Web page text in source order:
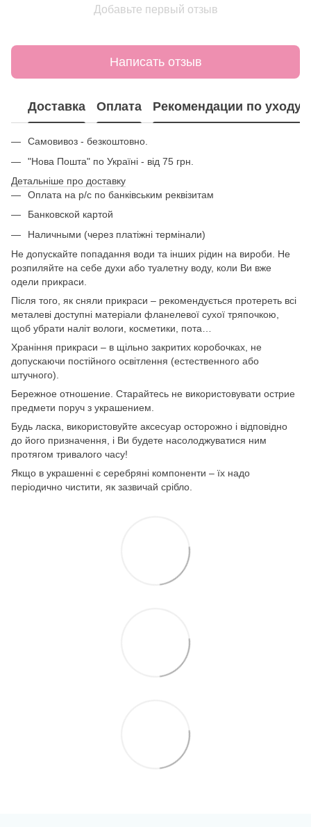
Добавьте первый отзыв
Написать отзыв
Доставка Оплата Рекомендации по уходу
Самовивоз - безкоштовно.
"Нова Пошта" по Україні - від 75 грн.
Детальніше про доставку
Оплата на р/с по банківським реквізитам
Банковской картой
Наличными (через платіжні термінали)
Не допускайте попадання води та інших рідин на вироби. Не
розпиляйте на себе духи або туалетну воду, коли Ви вже
одели прикраси.
Після того, як сняли прикраси – рекомендується протереть всі
металеві доступні матеріали фланелевої сухої тряпочкою,
щоб убрати наліт вологи, косметики, пота…
Храніння прикраси – в щільно закритих коробочках, не
допускаючи постійного освітлення (естественного або
штучного).
Бережное отношение. Старайтесь не використовувати острие
предмети поруч з украшением.
Будь ласка, використовуйте аксесуар осторожно і відповідно
до його призначення, і Ви будете насолоджуватися ним
протягом тривалого часу!
Якщо в украшенні є серебряні компоненти – їх надо
періодично чистити, як зазвичай срібло.